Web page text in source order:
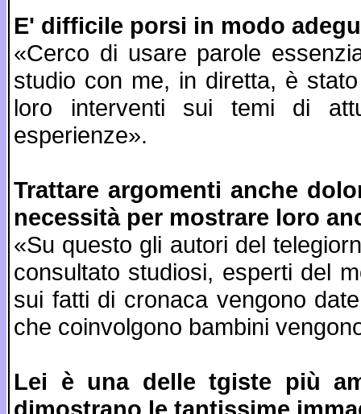
E' difficile porsi in modo
«Cerco di usare parole
studio con me, in diretta, è
loro interventi sui temi di
esperienze».
Trattare argomenti anche
necessità per mostrare loro
«Su questo gli autori del
consultato studiosi, esperti del
sui fatti di cronaca vengono
che coinvolgono bambini
Lei è una delle tgiste più